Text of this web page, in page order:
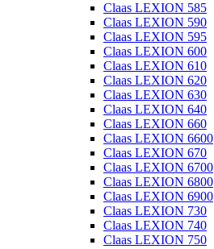
Claas LEXION 585
Claas LEXION 590
Claas LEXION 595
Claas LEXION 600
Claas LEXION 610
Claas LEXION 620
Claas LEXION 630
Claas LEXION 640
Claas LEXION 660
Claas LEXION 6600
Claas LEXION 670
Claas LEXION 6700
Claas LEXION 6800
Claas LEXION 6900
Claas LEXION 730
Claas LEXION 740
Claas LEXION 750